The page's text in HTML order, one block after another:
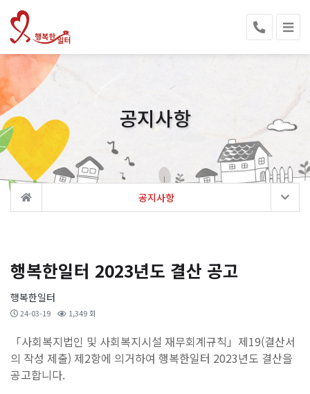
공지사항
공지사항
행복한일터 2023년도 결산 공고
행복한일터
24-03-19 1,349 회
「사회복지법인 및 사회복지시설 재무회계규칙」제19(결산서
의 작성 제출) 제2항에 의거하여 행복한일터 2023년도 결산을
공고합니다.